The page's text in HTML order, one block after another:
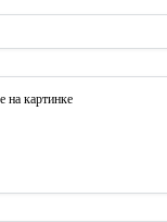
на картинке